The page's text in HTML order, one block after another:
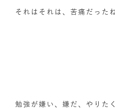
それはそれは、苦痛だった
勉強が嫌い、嫌だ、やりた